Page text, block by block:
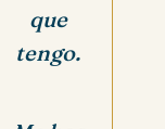
que
tengo.